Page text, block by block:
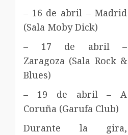
– 16 de abril – Madrid
(Sala Moby Dick)
– 17 de abril –
Zaragoza (Sala Rock &
Blues)
– 19 de abril – A
Coruña (Garufa Club)
Durante la gira,